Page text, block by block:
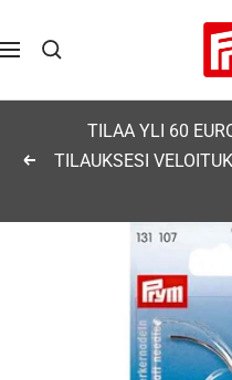
sisältöön
Navigaatio
Edellinen
TILAA YLI 60
TILAUKSESI